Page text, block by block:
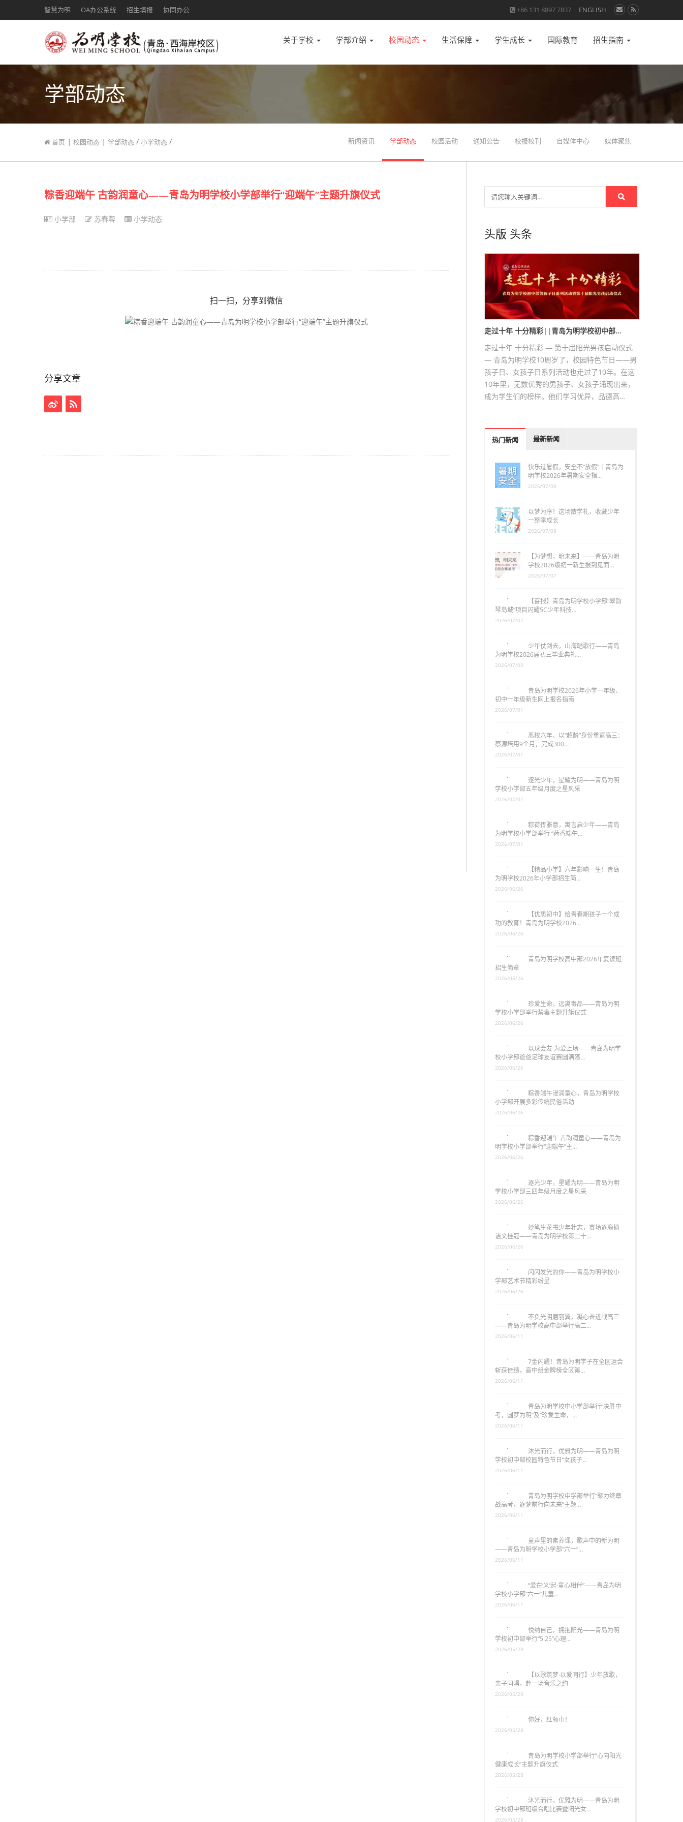
智慧为明 OA办公系统 招生填报 协同办公 +86 131 8897 7837 ENGLISH
关于学校 学部介绍 校园动态 生活保障 学生成长 国际教育 招生指南
学部动态
首页 | 校园动态 | 学部动态 / 小学动态 / 新闻资讯 学部动态 校园活动 通知公告 校报校刊 自媒体中心 媒体聚焦
粽香迎端午 古韵润童心——青岛为明学校小学部举行“迎端午”主题升旗仪式
小学部 苏春蓉 小学动态
扫一扫，分享到微信
分享文章
头版 头条
走过十年 十分精彩||青岛为明学校初中部…
走过十年 十分精彩 — 第十届阳光男孩启动仪式
— 青岛为明学校10周岁了，校园特色节日——男
孩子日、女孩子日系列活动也走过了10年。在这
10年里，无数优秀的男孩子、女孩子涌现出来，
成为学生们的榜样。他们学习优异，品德高…
热门新闻 最新新闻
快乐过暑假，安全不“放假”｜青岛为
明学校2026年暑期安全指…
2026/07/08
以梦为序！这场散学礼，收藏少年
一整季成长
2026/07/08
【为梦想，明未来】——青岛为明
学校2026级初一新生报到见面…
2026/07/07
【喜报】青岛为明学校小学部“翠韵
琴岛城”项目闪耀5C少年科技…
2026/07/07
少年仗剑去，山海踏歌行——青岛
为明学校2026届初三毕业典礼…
2026/07/03
青岛为明学校2026年小学一年级、
初中一年级新生网上报名指南
2026/07/01
离校六年、以“超龄”身份重返高三：
蔡源培用9个月，完成300…
2026/07/01
逐光少年，星耀为明——青岛为明
学校小学部五年级月度之星风采
2026/07/01
粽荷传雅意，寓言启少年——青岛
为明学校小学部举行 “荷香端午…
2026/07/01
【精品小学】六年影响一生！青岛
为明学校2026年小学部招生简…
2026/06/26
【优质初中】给青春期孩子一个成
功的教育！青岛为明学校2026…
2026/06/26
青岛为明学校高中部2026年复读班
招生简章
2026/06/26
珍爱生命，远离毒品——青岛为明
学校小学部举行禁毒主题升旗仪式
2026/06/26
以球会友 为爱上场——青岛为明学
校小学部爸爸足球友谊赛圆满落…
2026/06/26
粽香端午浸润童心，青岛为明学校
小学部开展多彩传统民俗活动
2026/06/26
粽香迎端午 古韵润童心——青岛为
明学校小学部举行“迎端午”主…
2026/06/26
逐光少年，星耀为明——青岛为明
学校小学部三四年级月度之星风采
2026/06/26
妙笔生花书少年壮志，赛场逐鹿摘
语文桂冠——青岛为明学校第二十…
2026/06/26
闪闪发光的你——青岛为明学校小
学部艺术节精彩纷呈
2026/06/26
不负光阴磨羽翼，凝心奋进战高三
——青岛为明学校高中部举行高二…
2026/06/11
7金闪耀！青岛为明学子在全区运会
斩获佳绩，高中组金牌榜全区第…
2026/06/11
青岛为明学校中小学部举行“决胜中
考，圆梦为明”及“珍爱生命，…
2026/06/11
沐光而行，优雅为明——青岛为明
学校初中部校园特色节日“女孩子…
2026/06/11
青岛为明学校中学部举行“聚力终章
战高考，逐梦前行向未来”主题…
2026/06/11
童声里的素养课，歌声中的新为明
——青岛为明学校小学部“六一”…
2026/06/11
“爱在‘义’起·童心相伴”——青岛为明
学校小学部“六一”儿童…
2026/06/11
悦纳自己，拥抱阳光——青岛为明
学校初中部举行“5·25”心理…
2026/05/29
【以歌筑梦·以爱同行】少年放歌，
亲子同唱，赴一场音乐之约
2026/05/29
你好，红领巾！
2026/05/28
青岛为明学校小学部举行“心向阳光
健康成长”主题升旗仪式
2026/05/28
沐光而行，优雅为明——青岛为明
学校初中部班级合唱比赛暨阳光女…
2026/05/28